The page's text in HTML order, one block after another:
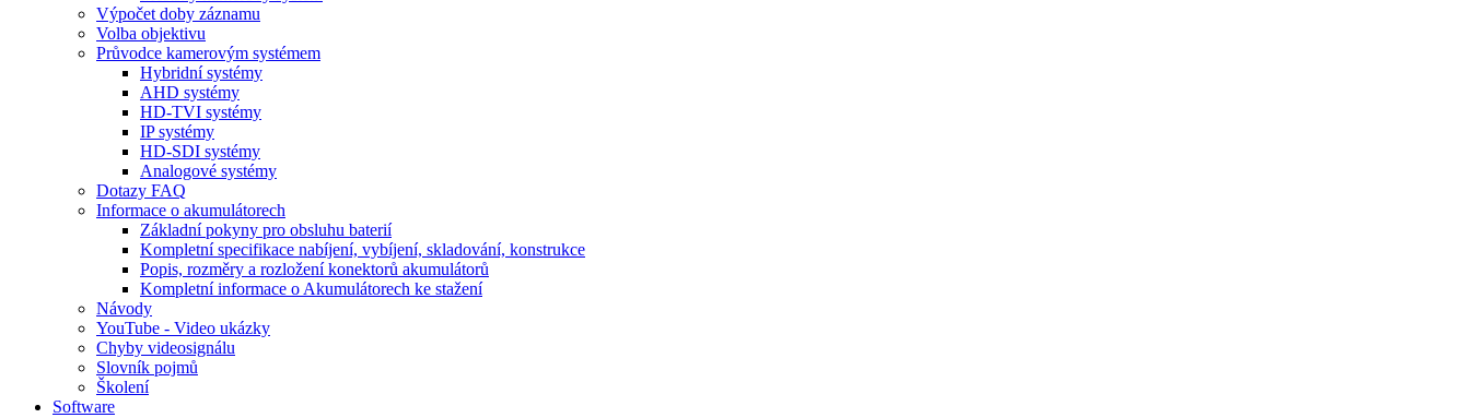
Výpočet doby záznamu
Volba objektivu
Průvodce kamerovým systémem
Hybridní systémy
AHD systémy
HD-TVI systémy
IP systémy
HD-SDI systémy
Analogové systémy
Dotazy FAQ
Informace o akumulátorech
Základní pokyny pro obsluhu baterií
Kompletní specifikace nabíjení, vybíjení, skladování, konstrukce
Popis, rozměry a rozložení konektorů akumulátorů
Kompletní informace o Akumulátorech ke stažení
Návody
YouTube - Video ukázky
Chyby videosignálu
Slovník pojmů
Školení
Software